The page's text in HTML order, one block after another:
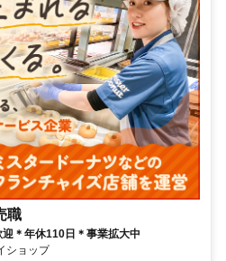
職
＊年休110日＊事業拡大中
ショップ